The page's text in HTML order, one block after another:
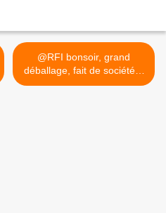
@RFI bonsoir, grand
déballage, fait de société...
>